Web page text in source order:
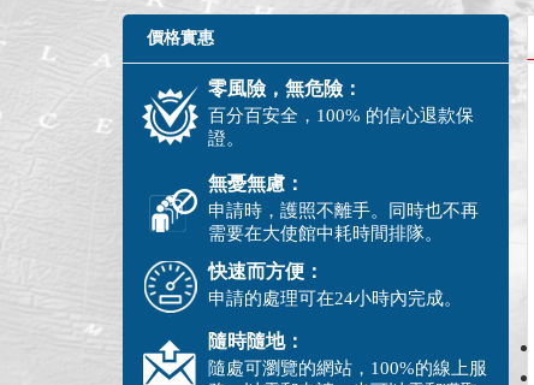
價格實惠
零風險，無危險：
百分百安全，100% 的信心退款保
證。
無憂無慮：
申請時，護照不離手。同時也不再
需要在大使館中耗時間排隊。
快速而方便：
申請的處理可在24小時內完成。
隨時隨地：
隨處可瀏覽的網站，100%的線上服